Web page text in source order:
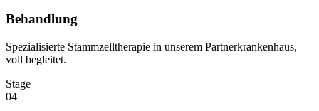
Behandlung
Spezialisierte Stammzelltherapie in unserem Partnerkrankenhaus,
voll begleitet.
Stage
04